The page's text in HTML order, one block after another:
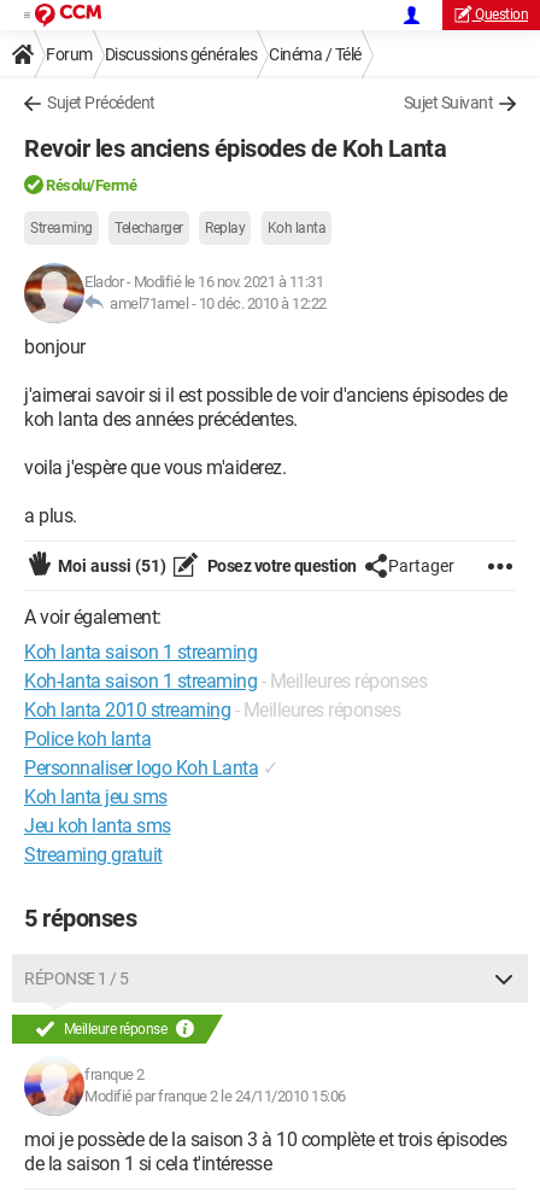
Question
Forum Discussions générales Cinéma / Télé
Sujet Précédent Sujet Suivant
Revoir les anciens épisodes de Koh Lanta
Résolu/Fermé
Streaming Telecharger Replay Koh lanta
Elador- Modifié le 16 nov. 2021 à 11:31
amel71amel - 10 déc. 2010 à 12:22
bonjour
j'aimerai savoir si il est possible de voir d'anciens épisodes de
koh lanta des années précédentes.
voila j'espère que vous m'aiderez.
a plus.
Moi aussi (51) Posez votre question Partager
A voir également:
Koh lanta saison 1 streaming
Koh-lanta saison 1 streaming - Meilleures réponses
Koh lanta 2010 streaming - Meilleures réponses
Police koh lanta
Personnaliser logo Koh Lanta ✓
Koh lanta jeu sms
Jeu koh lanta sms
Streaming gratuit
5 réponses
RÉPONSE 1 / 5
Meilleure réponse
franque 2
Modifié par franque 2 le 24/11/2010 15:06
moi je possède de la saison 3 à 10 complète et trois épisodes
de la saison 1 si cela t'intéresse